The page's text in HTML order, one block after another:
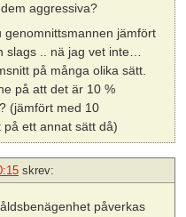
aggressiva?
jämfört
slags .. nä jag vet inte…
på många olika sätt.
på att det är 10 %
(jämfört med 10
ett annat sätt då)
skrev:
påverkas